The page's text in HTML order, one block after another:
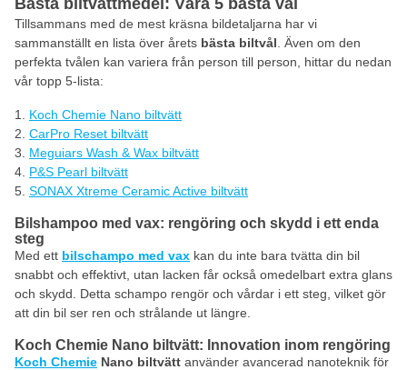
Bästa biltvättmedel: Våra 5 bästa val
Tillsammans med de mest kräsna bildetaljarna har vi
sammanställt en lista över årets bästa biltvål . Även om den
perfekta tvålen kan variera från person till person, hittar du nedan
vår topp 5-lista:
Koch Chemie Nano biltvätt
CarPro Reset biltvätt
Meguiars Wash & Wax biltvätt
P&S Pearl biltvätt
SONAX Xtreme Ceramic Active biltvätt
Bilshampoo med vax: rengöring och skydd i ett enda
steg
Med ett bilschampo med vax kan du inte bara tvätta din bil
snabbt och effektivt, utan lacken får också omedelbart extra glans
och skydd. Detta schampo rengör och vårdar i ett steg, vilket gör
att din bil ser ren och strålande ut längre.
Koch Chemie Nano biltvätt: Innovation inom rengöring
Koch Chemie Nano biltvätt använder avancerad nanoteknik för